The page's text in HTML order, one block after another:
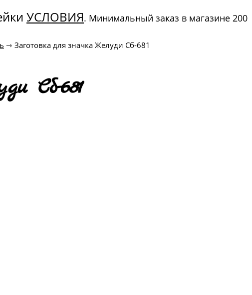
УСЛОВИЯ. Минимальный заказ в магазине 200
⇾ Заготовка для значка Желуди Сб-681
Сб-681